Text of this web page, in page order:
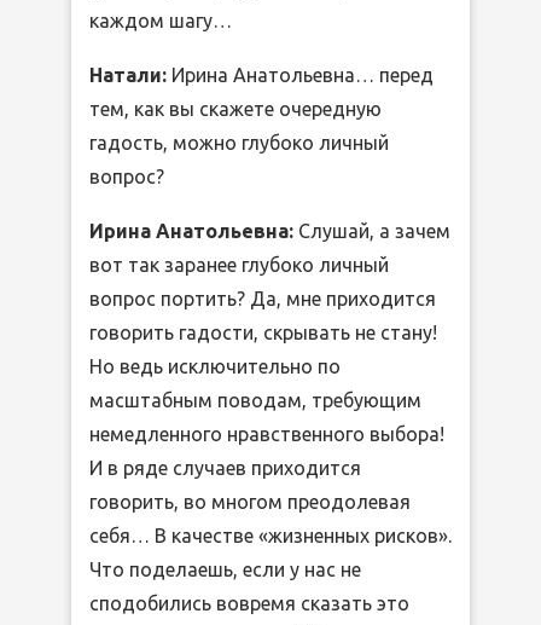
каждом шагу…
Натали: Ирина Анатольевна… перед
тем, как вы скажете очередную
гадость, можно глубоко личный
вопрос?
Ирина Анатольевна: Слушай, а зачем
вот так заранее глубоко личный
вопрос портить? Да, мне приходится
говорить гадости, скрывать не стану!
Но ведь исключительно по
масштабным поводам, требующим
немедленного нравственного выбора!
И в ряде случаев приходится
говорить, во многом преодолевая
себя… В качестве «жизненных рисков».
Что поделаешь, если у нас не
сподобились вовремя сказать это